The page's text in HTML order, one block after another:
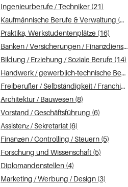
Ingenieurberufe / Techniker (21)
Kaufmännische Berufe & Verwaltung (19)
Praktika, Werkstudentenplätze (16)
Banken / Versicherungen / Finanzdienstleister (14)
Bildung / Erziehung / Soziale Berufe (14)
Handwerk / gewerblich-technische Berufe (13)
Freiberufler / Selbständigkeit / Franchise (13)
Architektur / Bauwesen (8)
Vorstand / Geschäftsführung (6)
Assistenz / Sekretariat (6)
Finanzen / Controlling / Steuern (5)
Forschung und Wissenschaft (5)
Diplomandenstellen (4)
Marketing / Werbung / Design (3)